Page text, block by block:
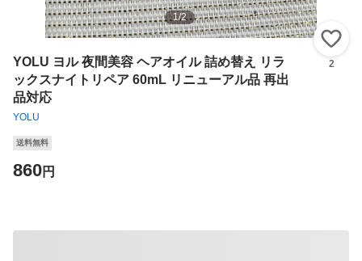
1/2
YOLU ヨル 夜間美容 ヘアオイル 詰め替え リラ
ックスナイトリペア 60mL リニューアル品 再出
品対応
YOLU
2
送料無料
860円